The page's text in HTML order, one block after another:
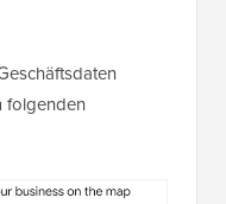
folgenden